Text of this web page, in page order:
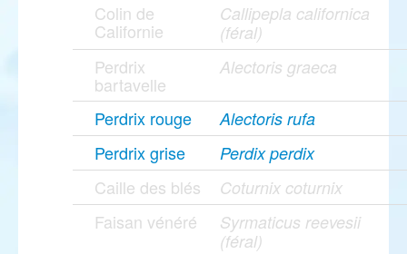
Colin de
Californie
Callipepla californica
(féral)
Perdrix
bartavelle
Alectoris graeca
Perdrix rouge Alectoris rufa
Perdrix grise Perdix perdix
Caille des blés Coturnix coturnix
Faisan vénéré
Syrmaticus reevesii
(féral)